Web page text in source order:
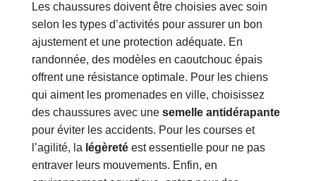
Les chaussures doivent être choisies avec soin
selon les types d’activités pour assurer un bon
ajustement et une protection adéquate. En
randonnée, des modèles en caoutchouc épais
offrent une résistance optimale. Pour les chiens
qui aiment les promenades en ville, choisissez
des chaussures avec une semelle antidérapante
pour éviter les accidents. Pour les courses et
l’agilité, la légèretéest essentielle pour ne pas
entraver leurs mouvements. Enfin, en